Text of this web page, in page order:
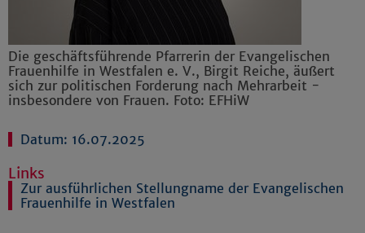
Die geschäftsführende Pfarrerin der Evangelischen
Frauenhilfe in Westfalen e. V., Birgit Reiche, äußert
sich zur politischen Forderung nach Mehrarbeit -
insbesondere von Frauen. Foto: EFHiW
Datum: 16.07.2025
Links
Zur ausführlichen Stellungname der Evangelischen
Frauenhilfe in Westfalen